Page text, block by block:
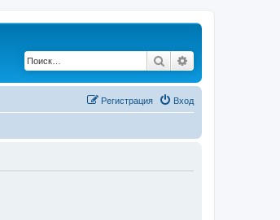
Поиск
Вход
Регистрация